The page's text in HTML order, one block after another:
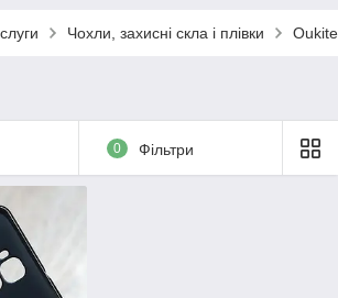
Чохли, захисні скла і плівки
0 Фільтри